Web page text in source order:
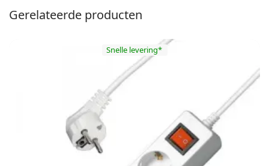
Gerelateerde producten
Snelle levering*